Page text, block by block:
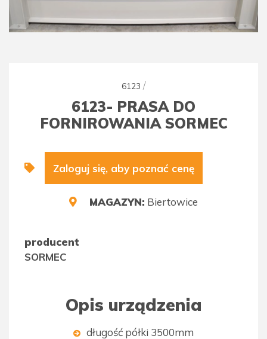
6123 /
6123- PRASA DO
FORNIROWANIA SORMEC
Zaloguj się, aby poznać cenę
MAGAZYN: Biertowice
producent
SORMEC
Opis urządzenia
długość półki 3500mm